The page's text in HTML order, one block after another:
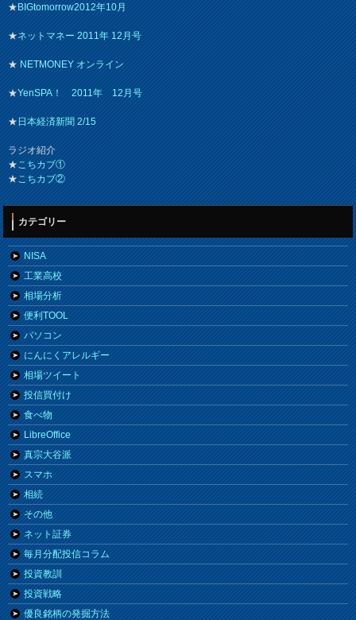
★BIGtomorrow2012年10月
★ネットマネー 2011年 12月号
★NETMONEY オンライン
★YenSPA！ 2011年 12月号
★日本経済新聞 2/15
ラジオ紹介
★こちカブ①
★こちカブ②
カテゴリー
NISA
工業高校
相場分析
便利TOOL
パソコン
にんにくアレルギー
相場ツイート
投信買付け
食べ物
LibreOffice
真宗大谷派
スマホ
相続
その他
ネット証券
毎月分配投信コラム
投資教訓
投資戦略
優良銘柄の発掘方法